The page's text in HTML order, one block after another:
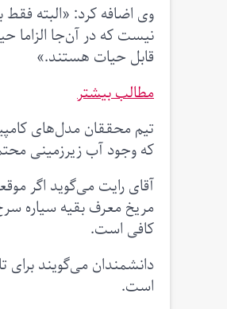
وی اضافه کرد: «البته
نیست که در آن‌جا الزاما
قابل حیات هستند.»
مطالب بیشتر
تیم محققان مدل‌های
که وجود آب زیرزمینی
مریخ معرف بقیه سیاره
کافی است.
دانشمندان می‌گویند برای
است.